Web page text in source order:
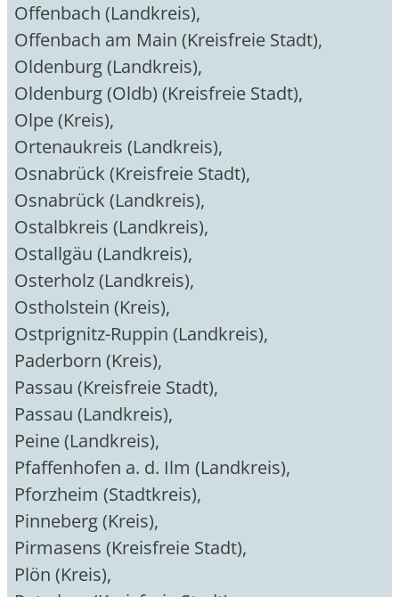
Offenbach (Landkreis),
Offenbach am Main (Kreisfreie Stadt),
Oldenburg (Landkreis),
Oldenburg (Oldb) (Kreisfreie Stadt),
Olpe (Kreis),
Ortenaukreis (Landkreis),
Osnabrück (Kreisfreie Stadt),
Osnabrück (Landkreis),
Ostalbkreis (Landkreis),
Ostallgäu (Landkreis),
Osterholz (Landkreis),
Ostholstein (Kreis),
Ostprignitz-Ruppin (Landkreis),
Paderborn (Kreis),
Passau (Kreisfreie Stadt),
Passau (Landkreis),
Peine (Landkreis),
Pfaffenhofen a. d. Ilm (Landkreis),
Pforzheim (Stadtkreis),
Pinneberg (Kreis),
Pirmasens (Kreisfreie Stadt),
Plön (Kreis),